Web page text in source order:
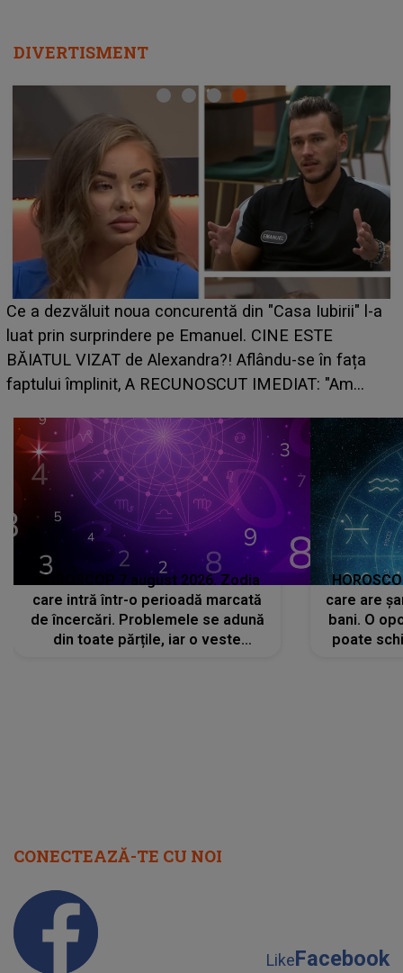
DIVERTISMENT
HOROSCOP de weekend, 8-9 august 2026. Zodia
care riscă să rămână fără bani. O decizie luată în
grabă îi aduce pierderi semnificative și îi dă toate
planurile peste cap
HOROSCOP 7 august 2026. Zodia
care intră într-o perioadă marcată
de încercări. Problemele se adună
din toate părțile, iar o veste
care are
bani. O
poate
CONECTEAZĂ-TE CU NOI
LikeFacebook